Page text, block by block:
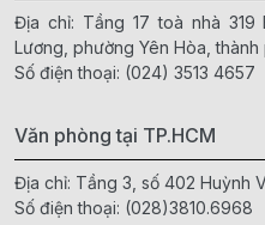
Địa chỉ: Tầng 17 toà nhà 319
Lương, phường Yên Hòa, thành
Số điện thoại: (024) 3513 4657
Văn phòng tại TP.HCM
Địa chỉ: Tầng 3, số 402 Huỳnh
Số điện thoại: (028)3810.6968